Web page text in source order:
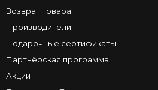
Возврат товара
Производители
Подарочные сертификаты
Партнёрская программа
Акции